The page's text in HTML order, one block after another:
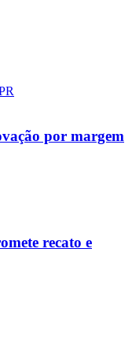
por margem
recato e